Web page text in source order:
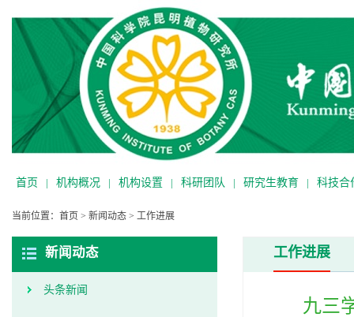
首页 | 机构概况 | 机构设置 | 科研团队 | 研究生教育 | 科技合
当前位置： 首页 > 新闻动态 > 工作进展
新闻动态
头条新闻
工作进展
九三